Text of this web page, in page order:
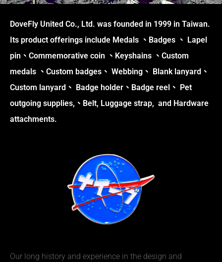
DoveFly United Co., Ltd. was founded in 1999 in Taiwan.
Its product offerings include Medals 、Badges 、 Lapel
pin、Commemorative coin 、Keyshains 、Custom
medals 、Custom badges、 Webbing、 Blank lanyard、
Custom lanyard、 Badge holder、Badge reel、 Pet
outgoing supplies,、Belt, Luggage strap, and Hardware
attachments.
Our long history and experience in the design and